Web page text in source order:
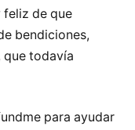
feliz de que
bendiciones,
que todavía
para ayudar